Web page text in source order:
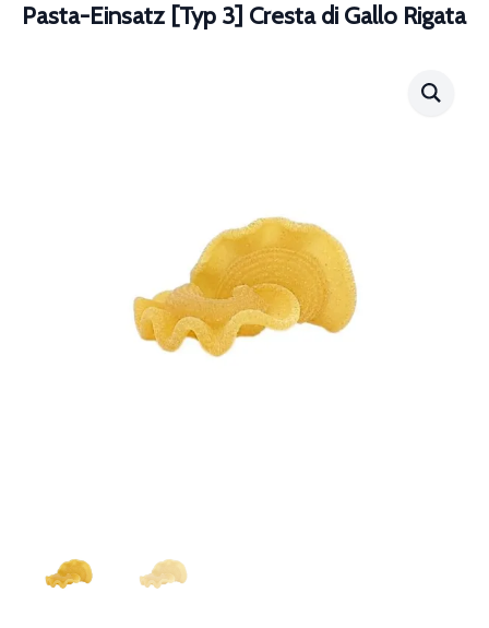
Pasta-Einsatz [Typ 3] Cresta di Gallo Rigata